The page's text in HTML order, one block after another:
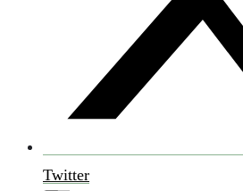
Twitter